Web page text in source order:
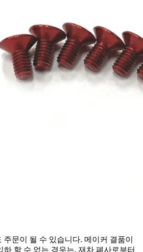
문이 될 수 있습니다. 메이커 결품이
하 할 수 없는 경우는, 재차 폐사로부터